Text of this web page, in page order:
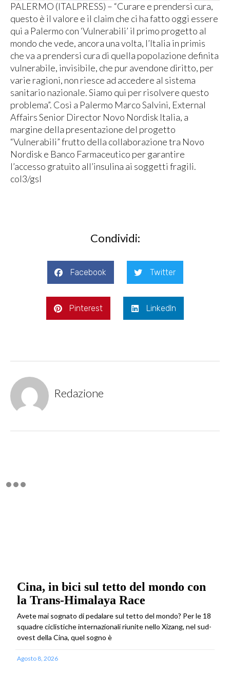
PALERMO (ITALPRESS) – “Curare e prendersi cura,
questo è il valore e il claim che ci ha fatto oggi essere
qui a Palermo con ‘Vulnerabili’ il primo progetto al
mondo che vede, ancora una volta, l’Italia in primis
che va a prendersi cura di quella popolazione definita
vulnerabile, invisibile, che pur avendone diritto, per
varie ragioni, non riesce ad accedere al sistema
sanitario nazionale. Siamo qui per risolvere questo
problema”. Così a Palermo Marco Salvini, External
Affairs Senior Director Novo Nordisk Italia, a
margine della presentazione del progetto
“Vulnerabili” frutto della collaborazione tra Novo
Nordisk e Banco Farmaceutico per garantire
l’accesso gratuito all’insulina ai soggetti fragili.
col3/gsl
Condividi:
Facebook Twitter
Pinterest LinkedIn
Redazione
Cina, in bici sul tetto del mondo con
la Trans-Himalaya Race
Avete mai sognato di pedalare sul tetto del mondo? Per le 18
squadre ciclistiche internazionali riunite nello Xizang, nel sud-
ovest della Cina, quel sogno è
Agosto 8, 2026